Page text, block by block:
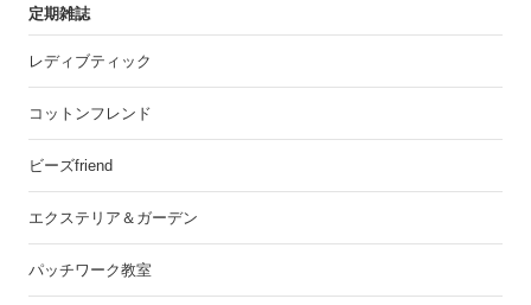
定期雑誌
レディブティック
コットンフレンド
ビーズfriend
エクステリア＆ガーデン
パッチワーク教室